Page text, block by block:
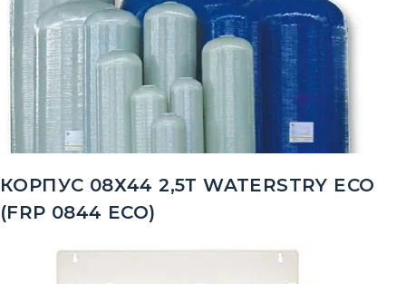
КОРПУС 08Х44 2,5Т WATERSTRY ECO
(FRP 0844 ECO)